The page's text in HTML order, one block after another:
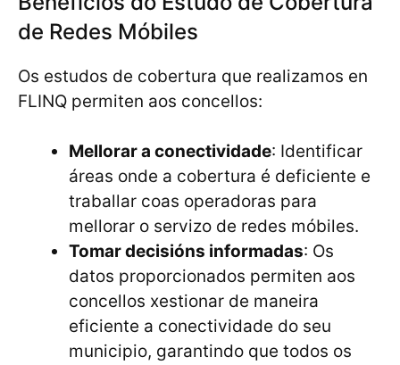
de Redes Móbiles
Os estudos de cobertura que realizamos en
FLINQ permiten aos concellos:
Mellorar a conectividade: Identificar
áreas onde a cobertura é deficiente e
traballar coas operadoras para
mellorar o servizo de redes móbiles.
Tomar decisións informadas: Os
datos proporcionados permiten aos
concellos xestionar de maneira
eficiente a conectividade do seu
municipio, garantindo que todos os